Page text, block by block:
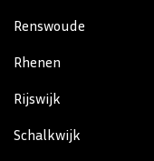
Renswoude
Rhenen
Rijswijk
Schalkwijk